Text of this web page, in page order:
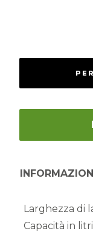
Larghezza di
Capacità in